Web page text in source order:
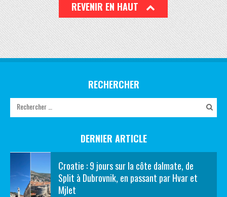
REVENIR EN HAUT
RECHERCHER
DERNIER ARTICLE
Croatie : 9 jours sur la côte dalmate, de
Split à Dubrovnik, en passant par Hvar et
Mjlet